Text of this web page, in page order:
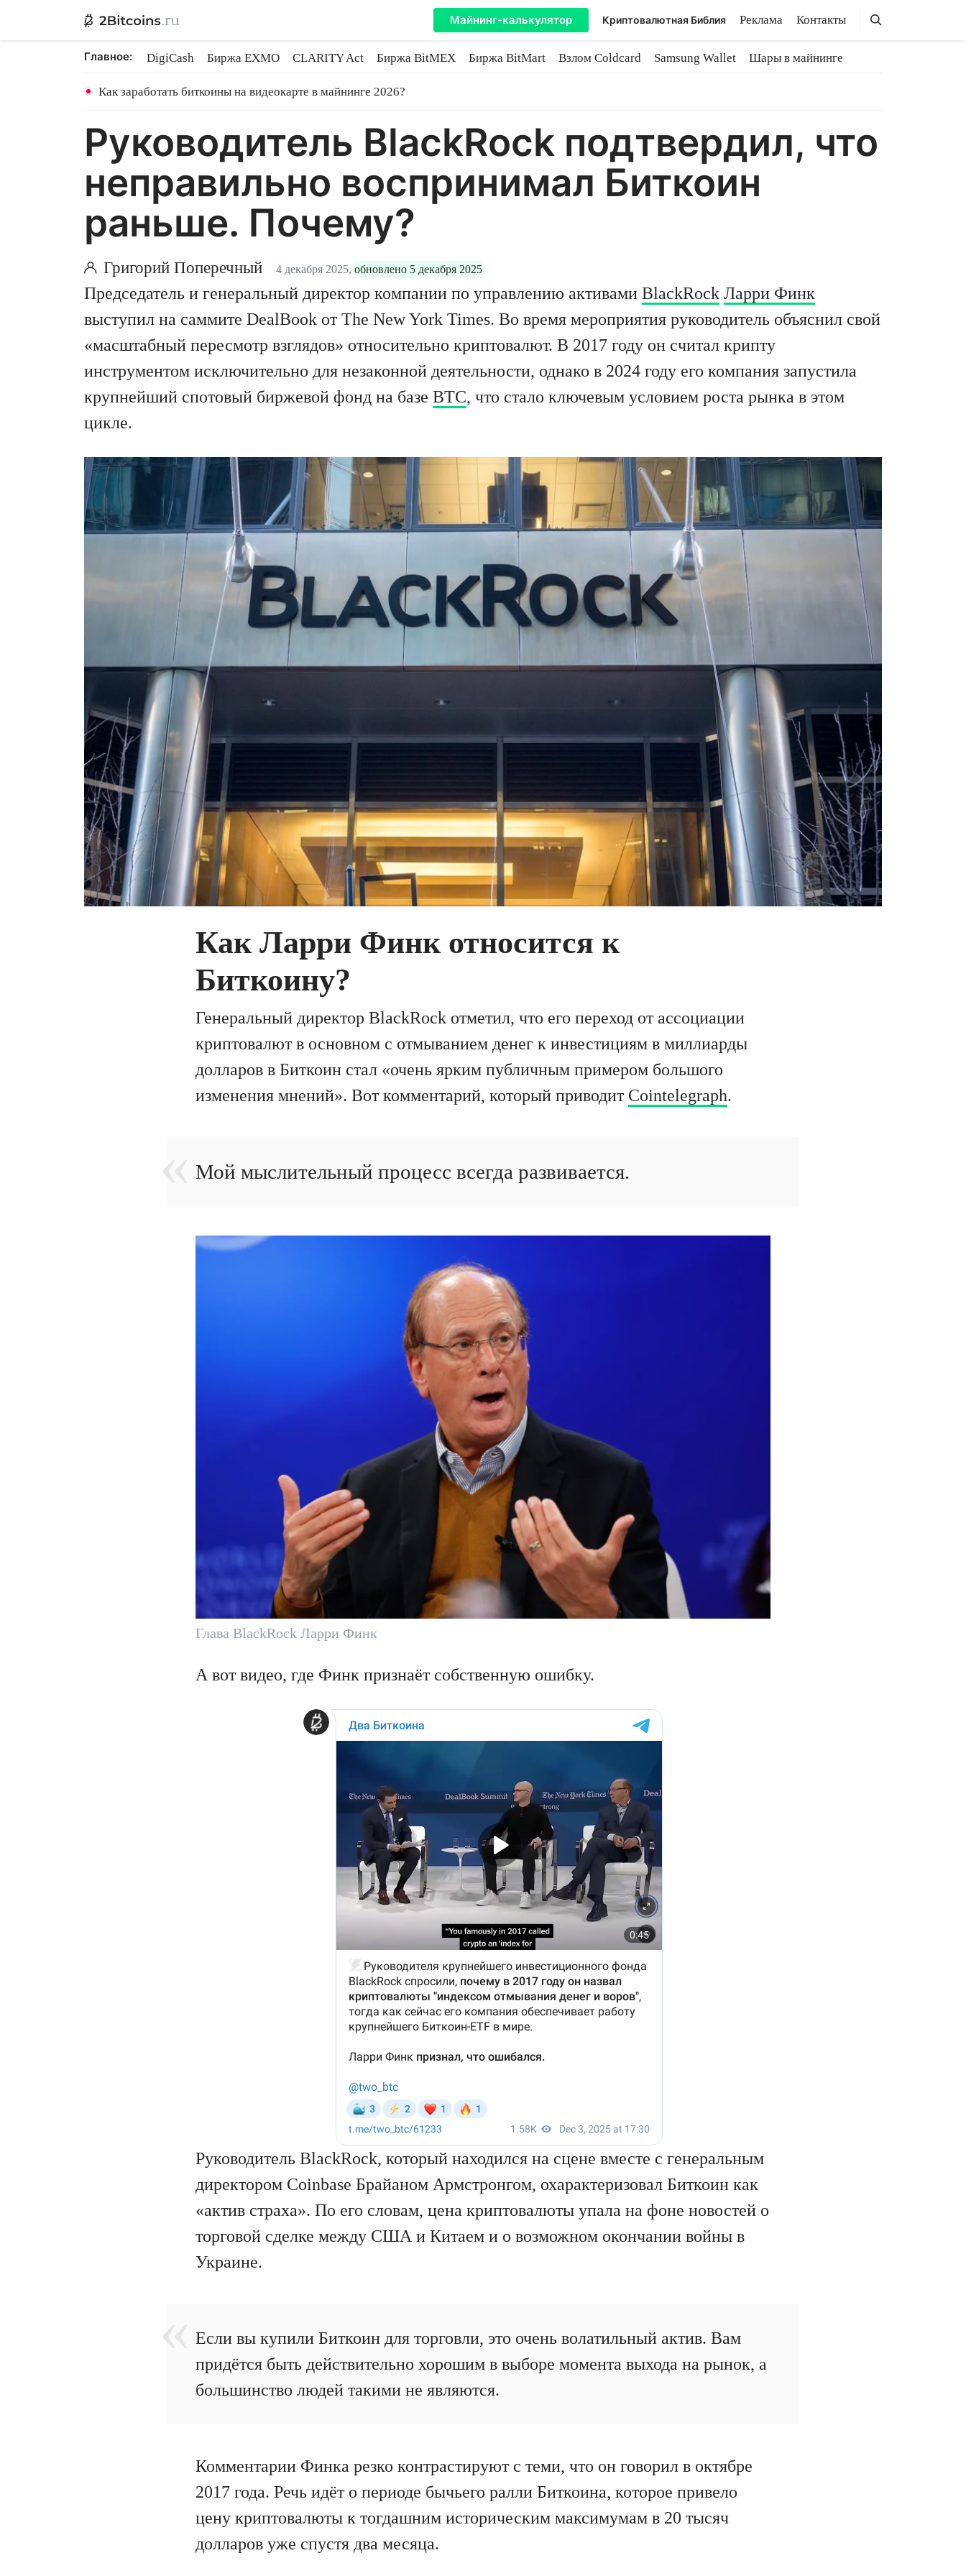
Майнинг-калькулятор Криптовалютная Библия Реклама Контакты Поиск
Поиск
Главное: DigiCash Биржа EXMO CLARITY Act Биржа BitMEX Биржа BitMart Взлом Coldcard Samsung Wallet
Шары в майнинге
Как заработать биткоины на видеокарте в майнинге 2026?
Руководитель BlackRock подтвердил, что
неправильно воспринимал Биткоин
раньше. Почему?
Григорий Поперечный 4 декабря 2025, обновлено 5 декабря 2025
Председатель и генеральный директор компании по управлению активами BlackRock Ларри Финк
выступил на саммите DealBook от The New York Times. Во время мероприятия руководитель объяснил свой
«масштабный пересмотр взглядов» относительно криптовалют. В 2017 году он считал крипту
инструментом исключительно для незаконной деятельности, однако в 2024 году его компания запустила
крупнейший спотовый биржевой фонд на базе BTC, что стало ключевым условием роста рынка в этом
цикле.
Как Ларри Финк относится к
Биткоину?
Генеральный директор BlackRock отметил, что его переход от ассоциации
криптовалют в основном с отмыванием денег к инвестициям в миллиарды
долларов в Биткоин стал «очень ярким публичным примером большого
изменения мнений». Вот комментарий, который приводит Cointelegraph.
Мой мыслительный процесс всегда развивается.
Глава BlackRock Ларри Финк
А вот видео, где Финк признаёт собственную ошибку.
Руководитель BlackRock, который находился на сцене вместе с генеральным
директором Coinbase Брайаном Армстронгом, охарактеризовал Биткоин как
«актив страха». По его словам, цена криптовалюты упала на фоне новостей о
торговой сделке между США и Китаем и о возможном окончании войны в
Украине.
Если вы купили Биткоин для торговли, это очень волатильный актив. Вам
придётся быть действительно хорошим в выборе момента выхода на рынок, а
большинство людей такими не являются.
Комментарии Финка резко контрастируют с теми, что он говорил в октябре
2017 года. Речь идёт о периоде бычьего ралли Биткоина, которое привело
цену криптовалюты к тогдашним историческим максимумам в 20 тысяч
долларов уже спустя два месяца.